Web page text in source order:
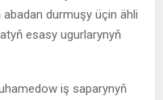
durmuşy üçin ähli
esasy ugurlarynyň
iş saparynyň